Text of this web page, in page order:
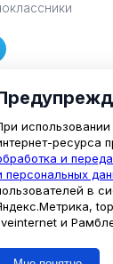
АфишаКино
использовании
ресурса
и
персональных
в
и